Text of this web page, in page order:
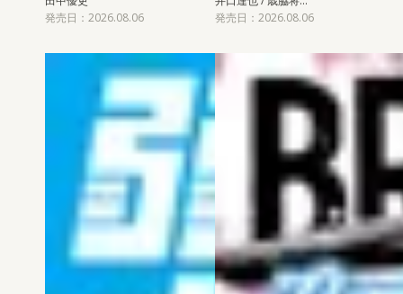
発売日：2026.08.06
発売日：2026.08.06